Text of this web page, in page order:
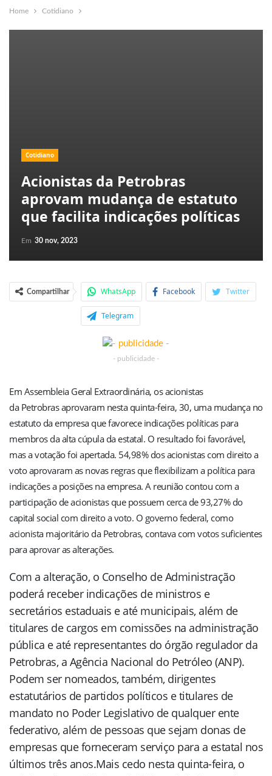
Home Cotidiano
Cotidiano
Acionistas da Petrobras
aprovam mudança de estatuto
que facilita indicações políticas
Em 30 nov, 2023
Compartilhar WhatsApp Facebook Twitter
Telegram
- publicidade -
Em Assembleia Geral Extraordinária, os acionistas
da Petrobras aprovaram nesta quinta-feira, 30, uma mudança no
estatuto da empresa que favorece indicações políticas para
membros da alta cúpula da estatal. O resultado foi favorável,
mas a votação foi apertada. 54,98% dos acionistas com direito a
voto aprovaram as novas regras que flexibilizam a política para
indicações a posições na empresa. A reunião contou com a
participação de acionistas que possuem cerca de 93,27% do
capital social com direito a voto. O governo federal, como
acionista majoritário da Petrobras, contava com votos suficientes
para aprovar as alterações.
Com a alteração, o Conselho de Administração
poderá receber indicações de ministros e
secretários estaduais e até municipais, além de
titulares de cargos em comissões na administração
pública e até representantes do órgão regulador da
Petrobras, a Agência Nacional do Petróleo (ANP).
Podem ser nomeados, também, dirigentes
estatutários de partidos políticos e titulares de
mandato no Poder Legislativo de qualquer ente
federativo, além de pessoas que sejam donas de
empresas que forneceram serviço para a estatal nos
últimos três anos.Mais cedo nesta quinta-feira, o